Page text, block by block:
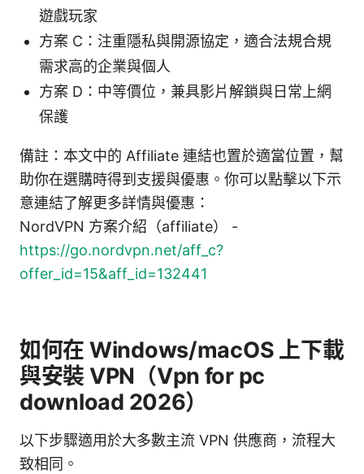
遊戲玩家
方案 C：注重隱私與開源協定，適合法規合規
需求高的企業與個人
方案 D：中等價位，兼具影片解鎖與日常上網
保護
備註：本文中的 Affiliate 連結也置於適當位置，幫
助你在選購時得到支援與優惠。你可以點擊以下示
意連結了解更多詳情與優惠：
NordVPN 方案介紹（affiliate） -
https://go.nordvpn.net/aff_c?
offer_id=15&aff_id=132441
如何在 Windows/macOS 上下載
與安裝 VPN（Vpn for pc
download 2026）
以下步驟適用於大多數主流 VPN 供應商，流程大
致相同。